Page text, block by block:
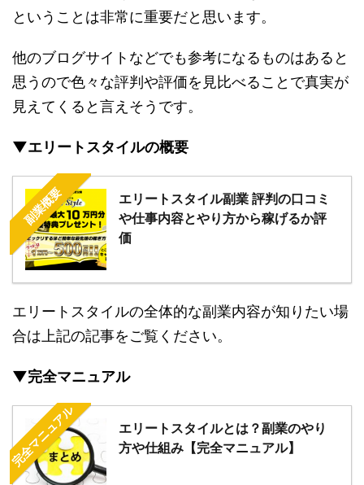
ということは非常に重要だと思います。
他のブログサイトなどでも参考になるものはあると
思うので色々な評判や評価を見比べることで真実が
見えてくると言えそうです。
▼エリートスタイルの概要
副業概要
エリートスタイル副業 評判の口コミ
や仕事内容とやり方から稼げるか評
価
エリートスタイルの全体的な副業内容が知りたい場
合は上記の記事をご覧ください。
▼完全マニュアル
完全マニュアル
エリートスタイルとは？副業のやり
方や仕組み【完全マニュアル】